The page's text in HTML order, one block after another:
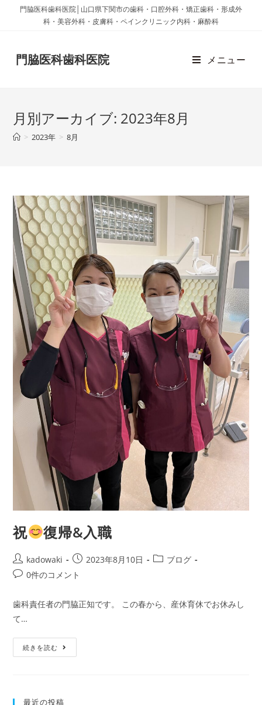
門脇医科歯科医院│山口県下関市の歯科・口腔外科・矯正歯科・形成外
科・美容外科・皮膚科・ペインクリニック内科・麻酔科
門脇医科歯科医院 メニュー
月別アーカイブ: 2023年8月
> 2023年 > 8月
祝 復帰&入職
kadowaki 2023年8月10日
ブログ
0件のコメント
歯科責任者の門脇正知です。 この春から、産休育休でお休みし
て…
続きを読む
最近の投稿